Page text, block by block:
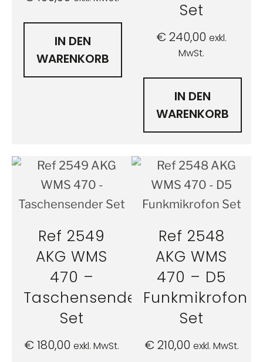
IN DEN
WARENKORB
Set
€240,00 exkl.
MwSt.
IN DEN
WARENKORB
Ref 2549
AKG WMS
470 –
Taschensender
Set
€180,00 exkl. MwSt.
Ref 2548
AKG WMS
470 – D5
Funkmikrofon
Set
€210,00 exkl. MwSt.